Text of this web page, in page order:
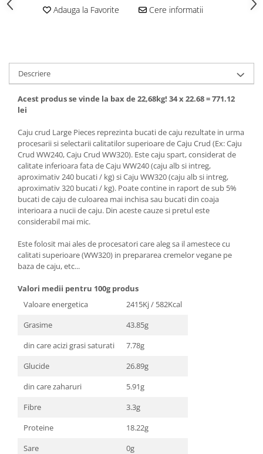
Adauga la Favorite Cere informatii
Descriere
Acest produs se vinde la bax de 22,68kg! 34 x 22.68 = 771.12
lei
Caju crud Large Pieces reprezinta bucati de caju rezultate in urma
procesarii si selectarii calitatilor superioare de Caju Crud (Ex: Caju
Crud WW240, Caju Crud WW320). Este caju spart, considerat de
calitate inferioara fata de Caju WW240 (caju alb si intreg,
aproximativ 240 bucati / kg) si Caju WW320 (caju alb si intreg,
aproximativ 320 bucati / kg). Poate contine in raport de sub 5%
bucati de caju de culoarea mai inchisa sau bucati din coaja
interioara a nucii de caju. Din aceste cauze si pretul este
considerabil mai mic.
Este folosit mai ales de procesatori care aleg sa il amestece cu
calitati superioare (WW320) in prepararea cremelor vegane pe
baza de caju, etc...
Valori medii pentru 100g produs
Valoare energetica
2415Kj / 582Kcal
Grasime
43.85g
din care acizi grasi saturati
7.78g
Glucide
26.89g
din care zaharuri
5.91g
Fibre
3.3g
Proteine
18.22g
Sare
0g